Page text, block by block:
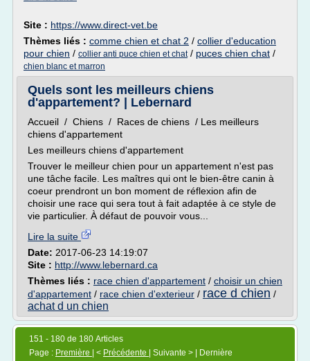
Site : https://www.direct-vet.be
Thèmes liés : comme chien et chat 2 / collier d'education
pour chien / collier anti puce chien et chat/ puces chien chat /
chien blanc et marron
Quels sont les meilleurs chiens
d'appartement? | Lebernard
Accueil / Chiens / Races de chiens / Les meilleurs
chiens d'appartement
Les meilleurs chiens d'appartement
Trouver le meilleur chien pour un appartement n'est pas
une tâche facile. Les maîtres qui ont le bien-être canin à
coeur prendront un bon moment de réflexion afin de
choisir une race qui sera tout à fait adaptée à ce style de
vie particulier. À défaut de pouvoir vous...
Lire la suite
Date: 2017-06-23 14:19:07
Site : http://www.lebernard.ca
Thèmes liés : race chien d'appartement / choisir un chien
d'appartement / race chien d'exterieur / race d chien /
achat d un chien
151 - 180 de 180 Articles
Page : Première | < Précédente
| Suivante > | Dernière